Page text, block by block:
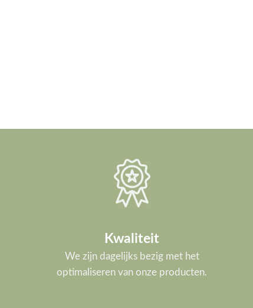
Kwaliteit
We zijn dagelijks bezig met het
optimaliseren van onze producten.